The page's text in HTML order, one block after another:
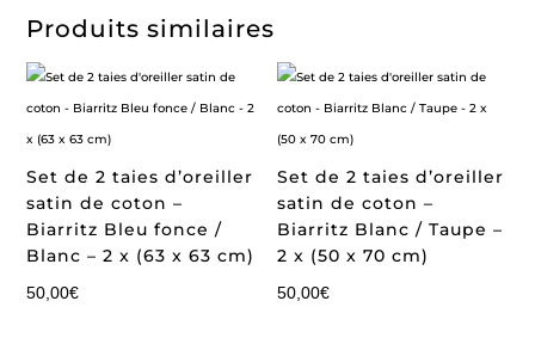
Produits similaires
Set de 2 taies d’oreiller
satin de coton –
Biarritz Bleu fonce /
Blanc – 2 x (63 x 63 cm)
50,00€
Set de 2 taies d’oreiller
satin de coton –
Biarritz Blanc / Taupe –
2 x (50 x 70 cm)
50,00€